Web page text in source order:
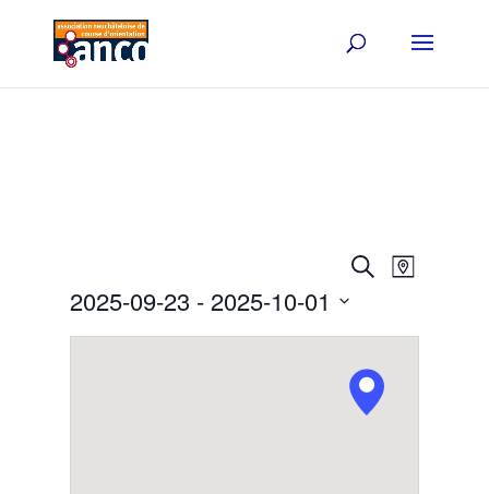
Events
Search
Views
Navigation
SearchEvent
Views
Map
2025-09-23 - 2025-10-01